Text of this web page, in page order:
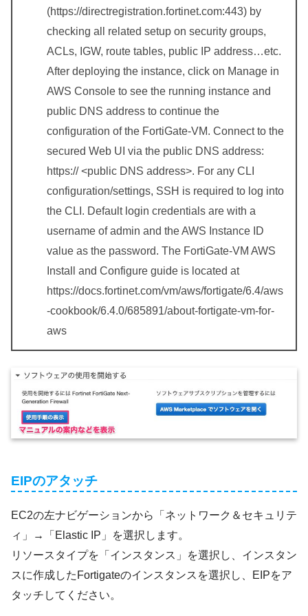
(https://directregistration.fortinet.com:443) by
checking all related setup on security groups,
ACLs, IGW, route tables, public IP address…etc.
After deploying the instance, click on Manage in
AWS Console to see the running instance and
public DNS address to continue the
configuration of the FortiGate-VM. Connect to the
secured Web UI via the public DNS address:
https:// <public DNS address>. For any CLI
configuration/settings, SSH is required to log into
the CLI. Default login credentials are with a
username of admin and the AWS Instance ID
value as the password. The FortiGate-VM AWS
Install and Configure guide is located at
https://docs.fortinet.com/vm/aws/fortigate/6.4/aws
-cookbook/6.4.0/685891/about-fortigate-vm-for-
aws
EIPのアタッチ
EC2の左ナビゲーションから「ネットワーク＆セキュリテ
ィ」→「Elastic IP」を選択します。
リソースタイプを「インスタンス」を選択し、インスタン
スに作成したFortigateのインスタンスを選択し、EIPをア
タッチしてください。